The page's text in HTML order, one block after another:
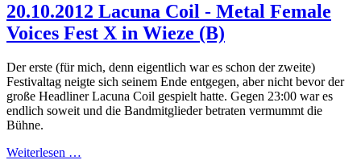
20.10.2012 Lacuna Coil - Metal Female
Voices Fest X in Wieze (B)
Der erste (für mich, denn eigentlich war es schon der zweite)
Festivaltag neigte sich seinem Ende entgegen, aber nicht bevor der
große Headliner Lacuna Coil gespielt hatte. Gegen 23:00 war es
endlich soweit und die Bandmitglieder betraten vermummt die
Bühne.
Weiterlesen …